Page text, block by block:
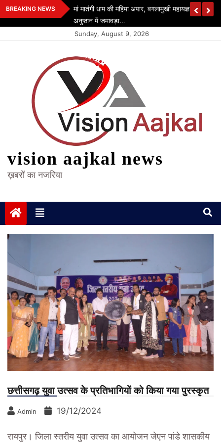
Skip
to
BREAKING NEWS
मां मातंगी धाम की महिमा अपार, बगलामुखी महायज्ञ रचा
अनुष्ठान में जमावड़ा…
Sunday, August 9, 2026
vision aajkal news
ख़बरों का नजरिया
छत्तीसगढ़ युवा उत्सव के प्रतिभागियों को किया गया पुरस्कृत
Admin 19/12/2024
रायपुर। जिला स्तरीय युवा उत्सव का आयोजन जेएन पांडे शासकीय